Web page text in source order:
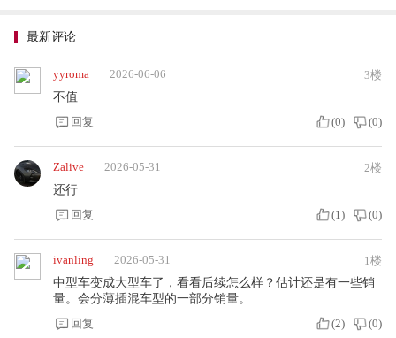
最新评论
yyroma 2026-06-06
3楼
不值
回复
(0) (0)
Zalive 2026-05-31
2楼
还行
回复
(1 ) (0)
ivanling 2026-05-31
1楼
中型车变成大型车了，看看后续怎么样？估计还是有一些销
量。会分薄插混车型的一部分销量。
回复
(2) (0)